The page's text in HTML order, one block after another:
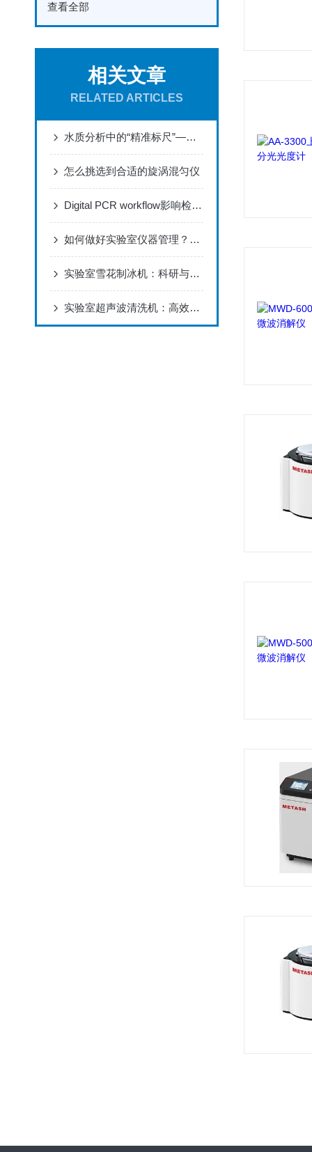
查看全部
相关文章
RELATED ARTICLES
水质分析中的“精准标尺”——水质分析PH计
怎么挑选到合适的旋涡混匀仪
Digital PCR workflow影响检测性能的各因素分析
如何做好实验室仪器管理？设备管理需注意
实验室雪花制冰机：科研与医疗的制冷设备
实验室超声波清洗机：高效清洁与精密处理